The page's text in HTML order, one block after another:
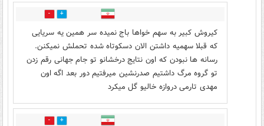
3
کیروش کبیر به سهم خواها باج نمیده سر همین یه سریایی
که قبلا سهمیه داشتن الان دسکوتاه شده تحملش نمیکنن.
رسانه ها نبودن که اون نتایج درخشانو تو جام جهانی رقم زدن
تو گروه مرگ داشتیم صدرنشین میرفتیم دور بعد اگه اون
مهدی تارمی دروازه خالیو گل میکرد
0